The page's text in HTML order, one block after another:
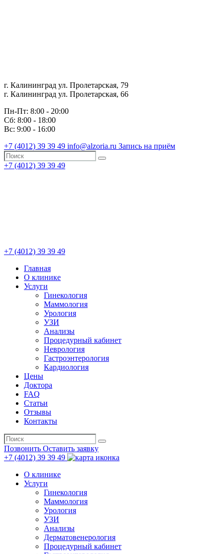
г. Калининград ул. Пролетарская, 79
г. Калининград ул. Пролетарская, 66
Пн-Пт: 8:00 - 20:00
Сб: 8:00 - 18:00
Вс: 9:00 - 16:00
+7 (4012) 39 39 49 info@alzoria.ru Запись на приём
+7 (4012) 39 39 49
+7 (4012) 39 39 49
Главная
О клинике
Услуги
Гинекология
Маммология
Урология
УЗИ
Анализы
Процедурный кабинет
Неврология
Гастроэнтерология
Кардиология
Цены
Доктора
FAQ
Статьи
Отзывы
Контакты
Позвонить Оставить заявку
+7 (4012) 39 39 49
О клинике
Услуги
Гинекология
Маммология
Урология
УЗИ
Анализы
Дерматовенерология
Процедурный кабинет